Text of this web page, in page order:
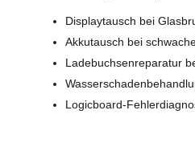
Displaytausch bei
Akkutausch bei
Ladebuchsenreparatur
Logicboard-